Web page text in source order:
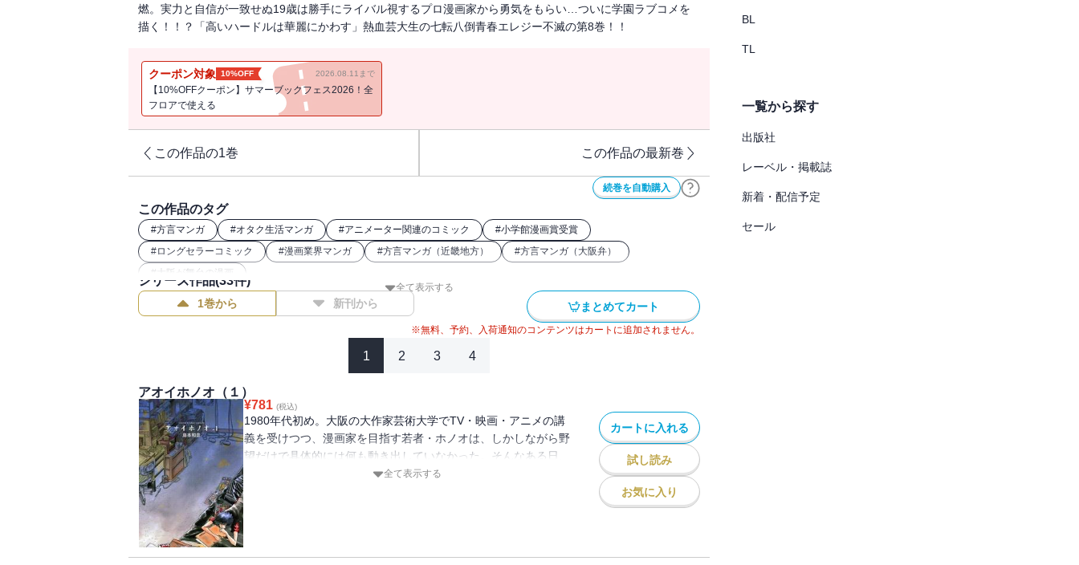
燃。実力と自信が一致せぬ19歳は勝手にライバル視するプロ漫画家から勇気をもらい…ついに学園ラブコメを
描く！！？「高いハードルは華麗にかわす」熱血芸大生の七転八倒青春エレジー不滅の第8巻！！
クーポン対象 10%OFF 2026.08.11まで
【10%OFFクーポン】サマーブックフェス2026！全
フロアで使える
この作品の1巻 この作品の最新巻
続巻を自動購入
この作品のタグ
#方言マンガ #オタク生活マンガ #アニメーター関連のコミック #小学館漫画賞受賞
#ロングセラーコミック #漫画業界マンガ #方言マンガ（近畿地方） #方言マンガ（大阪弁）
# 大阪が舞台の漫画
全て表示する
シリーズ作品(33件)
1巻から 新刊から まとめてカート
※無料、予約、入荷通知のコンテンツはカートに追加されません。
1 2 3 4
アオイホノオ（１）
¥781 (税込)
1980年代初め。大阪の大作家芸術大学でTV・映画・アニメの講
義を受けつつ、漫画家を目指す若者・ホノオは、しかしながら野
望だけで具体的には何も動き出していなかった。そんなある日、
何気なくサンデーを読んでいた彼は、当時はまだ無名の新人だっ
全て表示する
カートに入れる
試し読み
お気に入り
BL
TL
一覧から探す
出版社
レーベル・掲載誌
新着・配信予定
セール